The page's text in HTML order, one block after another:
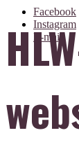
Facebook
Instagram
E-mail